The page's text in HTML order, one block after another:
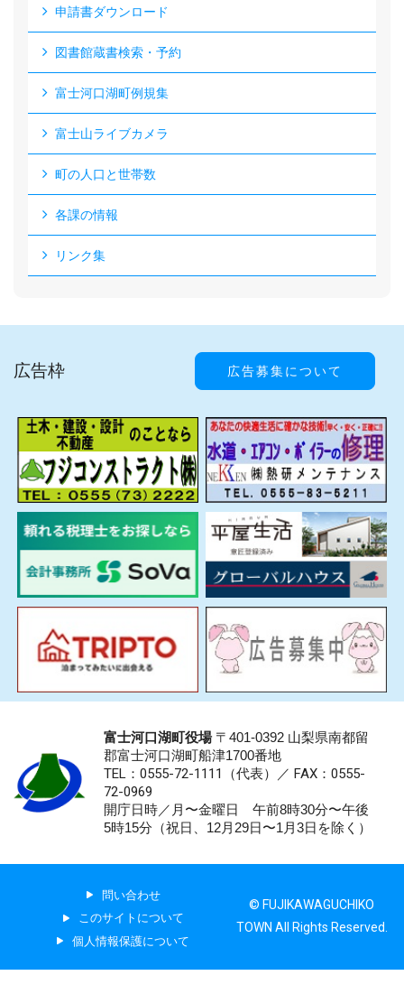
申請書ダウンロード
図書館蔵書検索・予約
富士河口湖町例規集
富士山ライブカメラ
町の人口と世帯数
各課の情報
リンク集
広告枠 広告募集について
富士河口湖町役場〒401-0392 山梨県南都留
郡富士河口湖町船津1700番地
TEL：0555-72-1111 （代表）／ FAX：0555-
72-0969
開庁日時／月〜金曜日 午前8時30分〜午後
5時15分（祝日、12月29日〜1月3日を除く）
問い合わせ
このサイトについて
個人情報保護について
© FUJIKAWAGUCHIKO
TOWN All Rights Reserved.